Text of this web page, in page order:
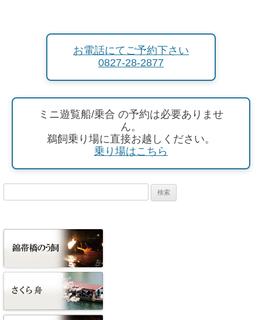
お電話にてご予約下さい
0827-28-2877
ミニ遊覧船/乗合 の予約は必要ありませ
ん。
鵜飼乗り場に直接お越しください。
乗り場はこちら